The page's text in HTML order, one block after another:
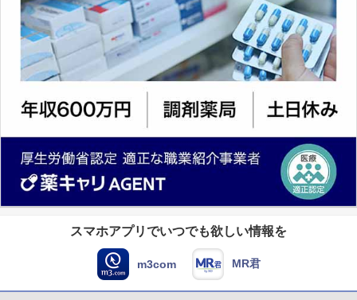
スマホアプリでいつでも欲しい情報を
m3com MR君